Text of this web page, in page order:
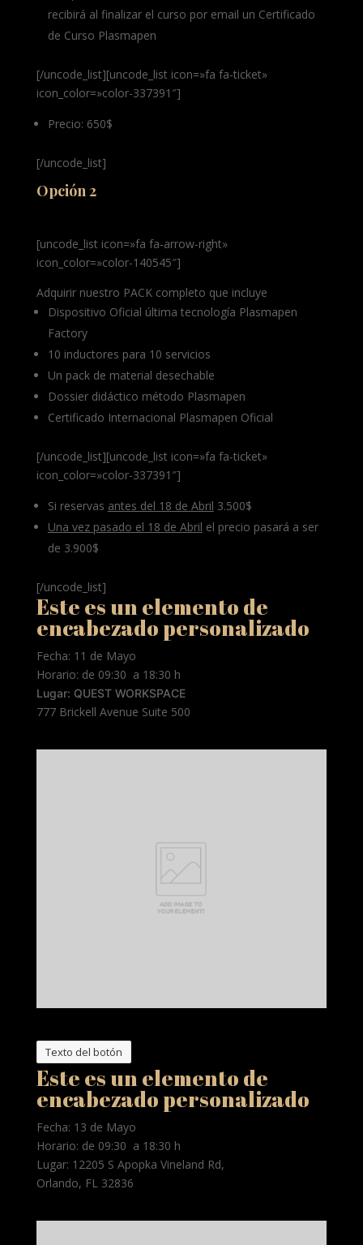
recibirá al finalizar el curso por email un Certificado
de Curso Plasmapen
[/uncode_list][uncode_list icon=»fa fa-ticket»
icon_color=»color-337391″]
Precio: 650$
[/uncode_list]
Opción 2
[uncode_list icon=»fa fa-arrow-right»
icon_color=»color-140545″]
Adquirir nuestro PACK completo que incluye
Dispositivo Oficial última tecnología Plasmapen
Factory
10 inductores para 10 servicios
Un pack de material desechable
Dossier didáctico método Plasmapen
Certificado Internacional Plasmapen Oficial
[/uncode_list][uncode_list icon=»fa fa-ticket»
icon_color=»color-337391″]
Si reservas antes del 18 de Abril 3.500$
Una vez pasado el 18 de Abril el precio pasará a ser
de 3.900$
[/uncode_list]
Este es un elemento de
encabezado personalizado
Fecha: 11 de Mayo
Horario: de 09:30 a 18:30 h
Lugar: QUEST WORKSPACE
777 Brickell Avenue Suite 500
Texto del botón
Este es un elemento de
encabezado personalizado
Fecha: 13 de Mayo
Horario: de 09:30 a 18:30 h
Lugar: 12205 S Apopka Vineland Rd,
Orlando, FL 32836